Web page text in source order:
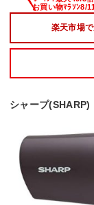
楽天市場
シャープ(SHARP)